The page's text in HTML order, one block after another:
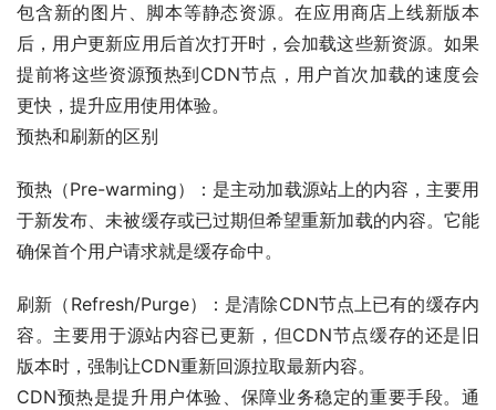
包含新的图片、脚本等静态资源。在应用商店上线新版本
后，用户更新应用后首次打开时，会加载这些新资源。如果
提前将这些资源预热到CDN节点，用户首次加载的速度会
更快，提升应用使用体验。
预热和刷新的区别
预热（Pre-warming）：是主动加载源站上的内容，主要用
于新发布、未被缓存或已过期但希望重新加载的内容。它能
确保首个用户请求就是缓存命中。
刷新（Refresh/Purge）：是清除CDN节点上已有的缓存内
容。主要用于源站内容已更新，但CDN节点缓存的还是旧
版本时，强制让CDN重新回源拉取最新内容。
CDN预热是提升用户体验、保障业务稳定的重要手段。通